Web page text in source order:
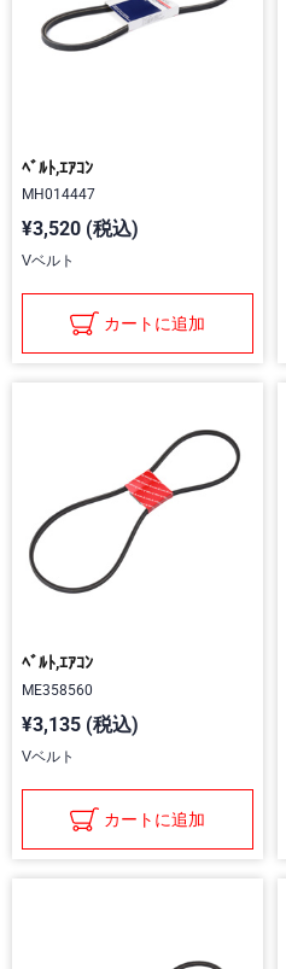
ﾍﾞﾙﾄ,ｴｱｺﾝ
MH014447
¥3,520 (税込)
Vベルト
カートに追加
ﾍﾞﾙﾄ,ｴｱｺﾝ
ME358560
¥3,135 (税込)
Vベルト
カートに追加